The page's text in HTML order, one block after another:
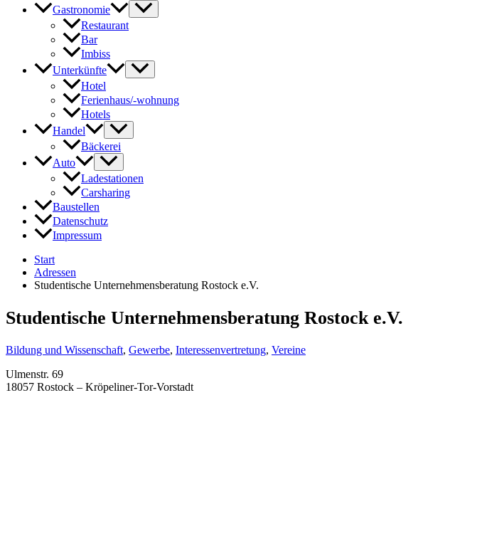
Gastronomie
Restaurant
Bar
Imbiss
Unterkünfte
Hotel
Ferienhaus/-wohnung
Hotels
Handel
Bäckerei
Auto
Ladestationen
Carsharing
Baustellen
Datenschutz
Impressum
Start
Adressen
Studentische Unternehmensberatung Rostock e.V.
Studentische Unternehmensberatung Rostock e.V.
Bildung und Wissenschaft, Gewerbe, Interessenvertretung, Vereine
Ulmenstr. 69
18057 Rostock – Kröpeliner-Tor-Vorstadt